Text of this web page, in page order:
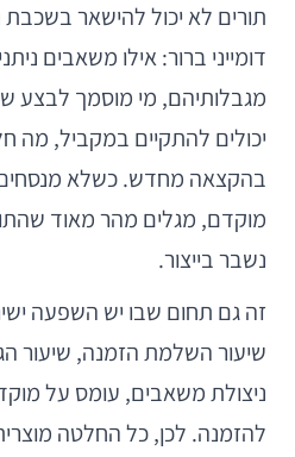
דומייני ברור: אילו משאבים
מגבלותיהם, מי מוסמך לבצע
יכולים להתקיים במקביל, מה
בהקצאה מחדש. כשלא
מוקדם, מגלים מהר מאוד
נשבר בייצור.
זה גם תחום שבו יש השפעה
שיעור השלמת הזמנה, שיעור
ניצולת משאבים, עומס על
להזמנה. לכן, כל החלטה